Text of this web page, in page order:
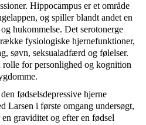
Hippocampus er et område
og spiller blandt andet en
hukommelse. Det serotonerge
fysiologiske hjernefunktioner,
søvn, seksualadfærd og følelser.
rolle for personlighed og kognition
fødselsdepressive hjerne
Larsen i første omgang undersøgt,
graviditet og efter en fødsel